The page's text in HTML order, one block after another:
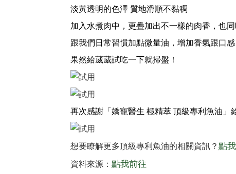
淡黃透明的色澤 質地滑順不黏稠
加入水煮肉中，更疊加出不一樣的肉香，也
跟我們日常習慣加點微量油，增加香氣跟口
果然給葳葳試吃一下就掃盤！
再次感謝「嬌寵醫生 極精萃 頂級專利魚油」
想要瞭解更多頂級專利魚油的相關資訊？點
資料來源： 點我前往